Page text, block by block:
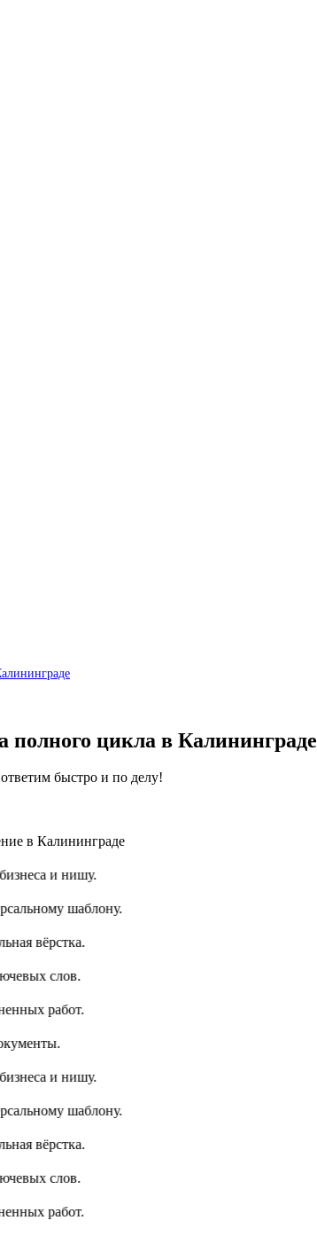
полного цикла в Калининграде
быстро и по делу!
и нишу.
шаблону.
вёрстка.
слов.
работ.
и нишу.
шаблону.
вёрстка.
слов.
работ.